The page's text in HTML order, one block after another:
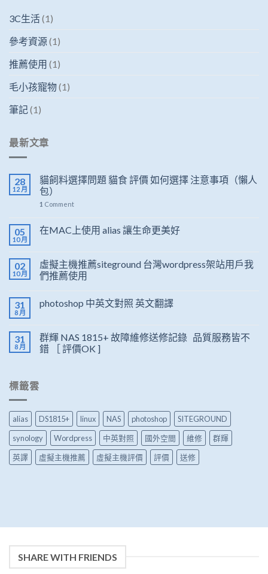
3C生活(1)
參考資源(1)
推薦使用 (1)
毛小孩寵物(1)
筆記(1)
最新文章
28
12 月
貓飼料選擇問題 貓食 評價 如何選擇 注意事項（懶人
包）
1 Comment
05
10 月
在MAC上使用 alias 讓生命更美好
02
10 月
虛擬主機推薦siteground 台灣wordpress架站用戶我
們推薦使用
31
8 月
photoshop 中英文對照 英文翻譯
31
8 月
群輝 NAS 1815+ 故障維修送修記錄 品質服務皆不
錯 ［ 評價OK ]
標籤雲
alias DS1815+ linux NAS photoshop
SITEGROUND
synology
Wordpress 中英對照 國外空間 維修
群輝
英譯
虛擬主機推薦 虛擬主機評價 評價 送修
SHARE WITH FRIENDS